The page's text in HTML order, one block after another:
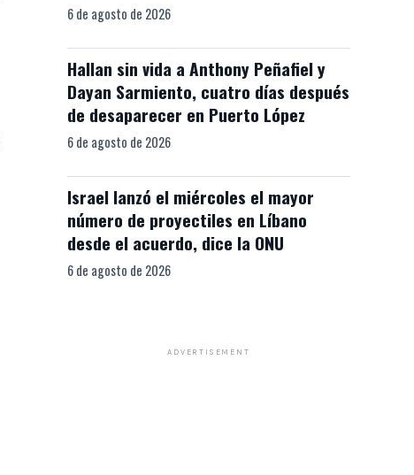
6 de agosto de 2026
Hallan sin vida a Anthony Peñafiel y
Dayan Sarmiento, cuatro días después
de desaparecer en Puerto López
6 de agosto de 2026
Israel lanzó el miércoles el mayor
número de proyectiles en Líbano
desde el acuerdo, dice la ONU
6 de agosto de 2026
ADVERTISEMENT